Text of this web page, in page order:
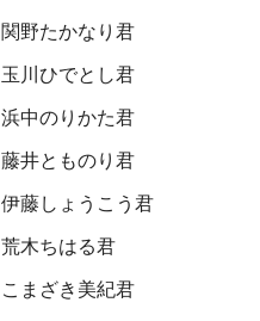
関野たかなり君
玉川ひでとし君
浜中のりかた君
藤井とものり君
伊藤しょうこう君
荒木ちはる君
こまざき美紀君